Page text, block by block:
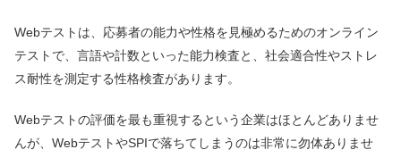
Webテストは、応募者の能力や性格を見極めるためのオンライン
テストで、言語や計数といった能力検査と、社会適合性やストレ
ス耐性を測定する性格検査があります。
Webテストの評価を最も重視するという企業はほとんどありませ
んが、WebテストやSPIで落ちてしまうのは非常に勿体ありませ